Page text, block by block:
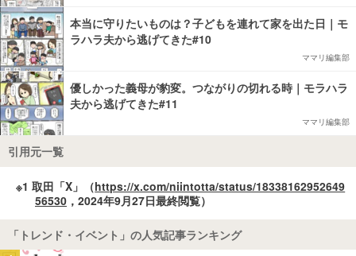
本当に守りたいものは？子どもを連れて家を出た日｜モ
ラハラ夫から逃げてきた#10
ママリ編集部
優しかった義母が豹変。つながりの切れる時｜モラハラ
夫から逃げてきた#11
ママリ編集部
引用元一覧
※1 取田「X」（https://x.com/niintotta/status/18338162952649
56530 ，2024年9月27日最終閲覧）
「トレンド・イベント」の人気記事ランキング